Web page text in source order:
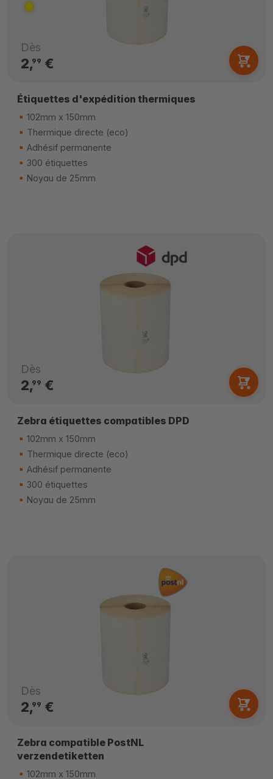
Dès
2,99 €
Étiquettes d'expédition thermiques
102mm x 150mm
Thermique directe (eco)
Adhésif permanente
300 étiquettes
Noyau de 25mm
Dès
2,99 €
Zebra étiquettes compatibles DPD
102mm x 150mm
Thermique directe (eco)
Adhésif permanente
300 étiquettes
Noyau de 25mm
Dès
2,99 €
Zebra compatible PostNL
verzendetiketten
102mm x 150mm